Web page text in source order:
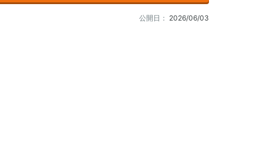
公開日： 2026/06/03